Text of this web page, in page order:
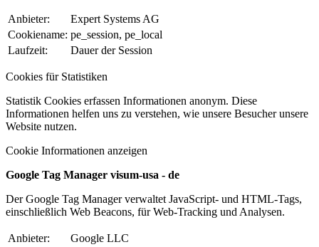
Anbieter:
Expert Systems AG
Cookiename: pe_session, pe_local
Laufzeit:
Dauer der Session
Cookies für Statistiken
Statistik Cookies erfassen Informationen anonym. Diese
Informationen helfen uns zu verstehen, wie unsere Besucher unsere
Website nutzen.
Cookie Informationen anzeigen
Google Tag Manager visum-usa - de
Der Google Tag Manager verwaltet JavaScript- und HTML-Tags,
einschließlich Web Beacons, für Web-Tracking und Analysen.
Anbieter:
Google LLC